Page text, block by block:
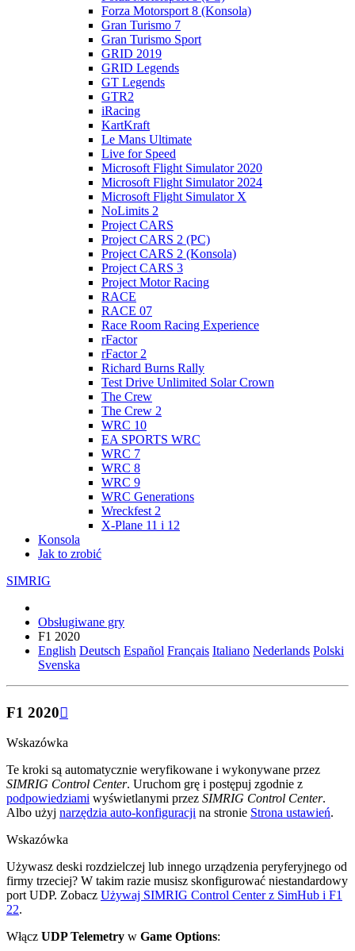
Forza Motorsport 8 (Konsola)
Gran Turismo 7
Gran Turismo Sport
GRID 2019
GRID Legends
GT Legends
GTR2
iRacing
KartKraft
Le Mans Ultimate
Live for Speed
Microsoft Flight Simulator 2020
Microsoft Flight Simulator 2024
Microsoft Flight Simulator X
NoLimits 2
Project CARS
Project CARS 2 (PC)
Project CARS 2 (Konsola)
Project CARS 3
Project Motor Racing
RACE
RACE 07
Race Room Racing Experience
rFactor
rFactor 2
Richard Burns Rally
Test Drive Unlimited Solar Crown
The Crew
The Crew 2
WRC 10
EA SPORTS WRC
WRC 7
WRC 8
WRC 9
WRC Generations
Wreckfest 2
X-Plane 11 i 12
Konsola
Jak to zrobić
SIMRIG
Obsługiwane gry
F1 2020
English Deutsch Español Français Italiano Nederlands Polski
Svenska
F1 2020
Wskazówka
Te kroki są automatycznie weryfikowane i wykonywane przez
SIMRIG Control Center. Uruchom grę i postępuj zgodnie z
podpowiedziami wyświetlanymi przez SIMRIG Control Center.
Albo użyj narzędzia auto-konfiguracji na stronie Strona ustawień.
Wskazówka
Używasz deski rozdzielczej lub innego urządzenia peryferyjnego od
firmy trzeciej? W takim razie musisz skonfigurować niestandardowy
port UDP. Zobacz Używaj SIMRIG Control Center z SimHub i F1
22.
Włącz UDP Telemetry w Game Options: